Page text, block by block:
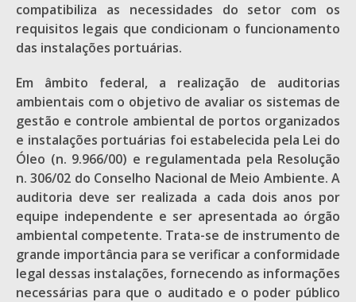
compatibiliza as necessidades do setor com os
requisitos legais que condicionam o funcionamento
das instalações portuárias.
Em âmbito federal, a realização de auditorias
ambientais com o objetivo de avaliar os sistemas de
gestão e controle ambiental de portos organizados
e instalações portuárias foi estabelecida pela Lei do
Óleo (n. 9.966/00) e regulamentada pela Resolução
n. 306/02 do Conselho Nacional de Meio Ambiente. A
auditoria deve ser realizada a cada dois anos por
equipe independente e ser apresentada ao órgão
ambiental competente. Trata-se de instrumento de
grande importância para se verificar a conformidade
legal dessas instalações, fornecendo as informações
necessárias para que o auditado e o poder público